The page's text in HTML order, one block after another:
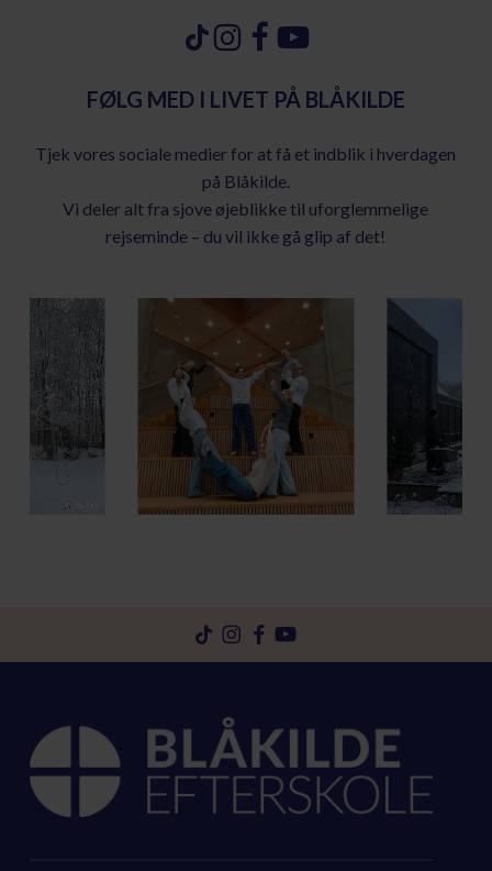
Gå
Tiktok
Gå
instagram
Gå
facebook
Gå
Youtube
FØLG MED I LIVET PÅ BLÅKILDE
Tjek vores sociale medier for at få et indblik i hverdagen
på Blåkilde.
Vi deler alt fra sjove øjeblikke til uforglemmelige
rejseminde – du vil ikke gå glip af det!
Gå
til
Gå
til
Gå
til
Gå
til